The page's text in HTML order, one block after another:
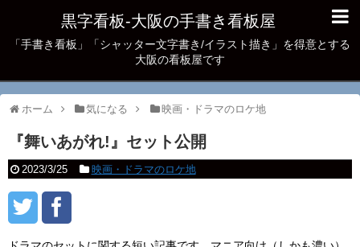
黒字看板‐大阪の手書き看板屋
「手書き看板」「シャッター文字書き/イラスト描き」を得意とする
大阪の看板屋です
ホーム 気になる 映画・ドラマのロケ地
『舞いあがれ!』セット公開
2023/3/25 映画・ドラマのロケ地